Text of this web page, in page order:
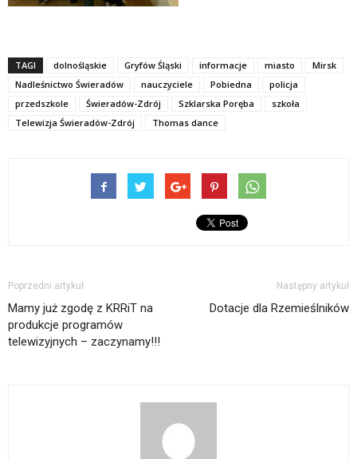
TAGI dolnośląskie Gryfów Śląski informacje miasto
Mirsk
Nadleśnictwo Świeradów
nauczyciele Pobiedna
policja
przedszkole
Świeradów-Zdrój Szklarska Poręba
szkoła
Telewizja Świeradów-Zdrój
Thomas dance
Poprzedni artykuł
Mamy już zgodę z KRRiT na
produkcje programów
telewizyjnych – zaczynamy!!!
Następny artykuł
Dotacje dla Rzemieślników